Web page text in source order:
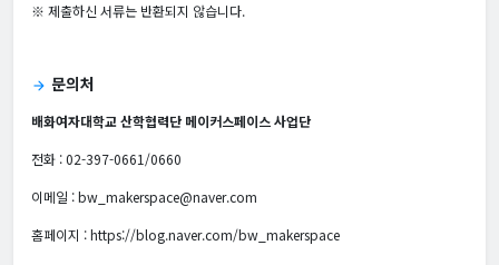
※ 제출하신 서류는 반환되지 않습니다.
arrow_forward 문의처
배화여자대학교 산학협력단 메이커스페이스 사업단
전화 : 02-397-0661/0660
이메일 : bw_makerspace@naver.com
홈페이지 : https://blog.naver.com/bw_makerspace